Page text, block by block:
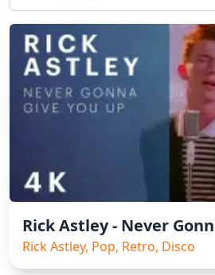
Rick Astley - Never
Rick Astley, Pop, Retro, Disco